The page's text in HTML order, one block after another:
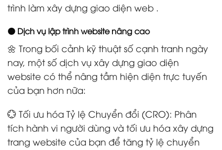
trình làm xây dựng giao diện web .
🟠 Dịch vụ lập trình website nâng cao
🌼 Trong bối cảnh kỹ thuật số cạnh tranh ngày
nay, một số dịch vụ xây dựng giao diện
website có thể nâng tầm hiện diện trực tuyến
của bạn hơn nữa:
💮 Tối ưu hóa Tỷ lệ Chuyển đổi (CRO): Phân
tích hành vi người dùng và tối ưu hóa xây dựng
trang website của bạn để tăng tỷ lệ chuyển